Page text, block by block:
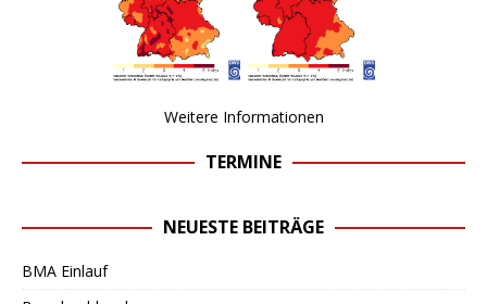
Weitere Informationen
TERMINE
NEUESTE BEITRÄGE
BMA Einlauf